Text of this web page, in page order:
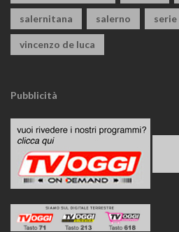
salernitana salerno serie
vincenzo de luca
Pubblicità